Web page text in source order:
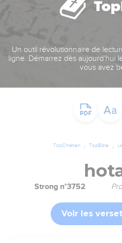
Un outil révolutionnaire de
ligne. Démarrez dès aujourd'hui
vous avez
TopChrétien TopBible
Strong n°3752
Voir les